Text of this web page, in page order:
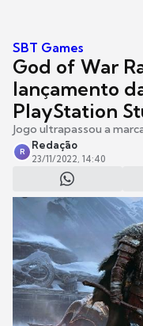
SBT Games
God of War
lançamento
PlayStation
Jogo ultrapassou a
R
Redação
23/11/2022, 14:40